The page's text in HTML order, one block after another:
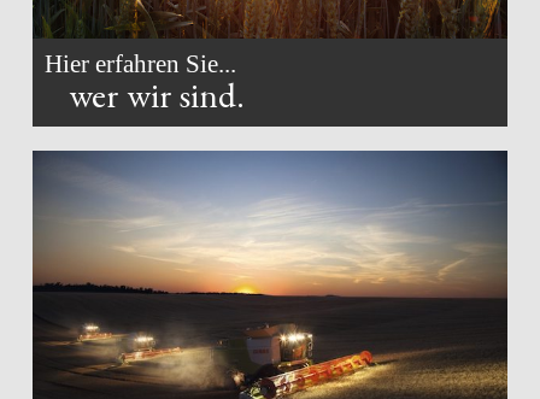
Hier erfahren Sie...
wer wir sind.